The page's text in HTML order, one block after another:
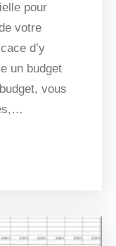
pour
votre
d’y
un budget
vous